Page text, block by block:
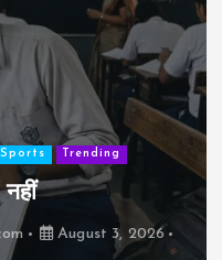
fund society Travel
वाले का बच्चा
है?
August 2, 2026